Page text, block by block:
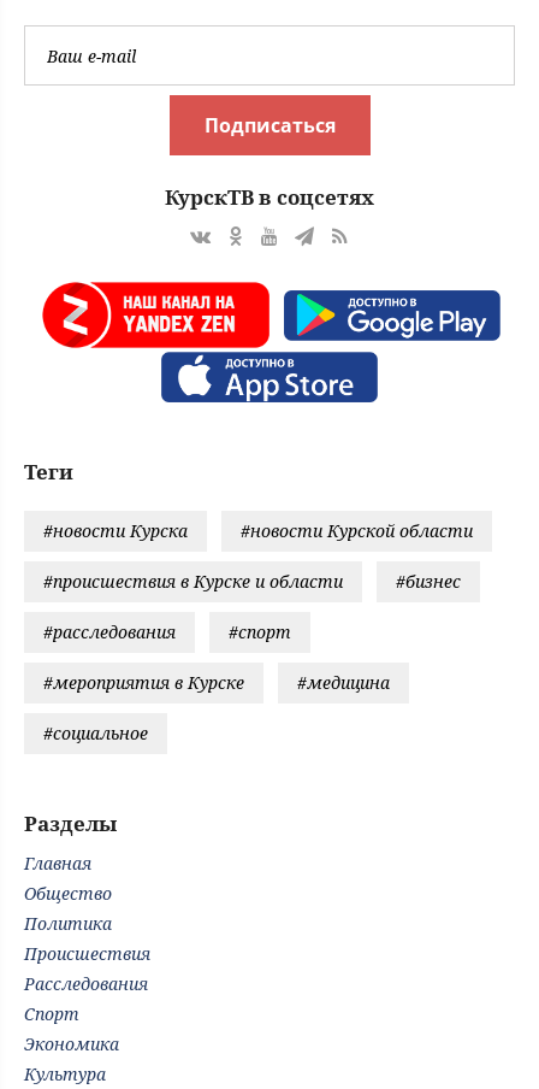
Подписаться
КурскТВ в соцсетях
Теги
#новости Курска #новости Курской области
#происшествия в Курске и области #бизнес
#расследования #спорт
#мероприятия в Курске #медицина
#социальное
Разделы
Главная
Общество
Политика
Происшествия
Расследования
Спорт
Экономика
Культура